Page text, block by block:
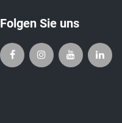
Folgen Sie uns